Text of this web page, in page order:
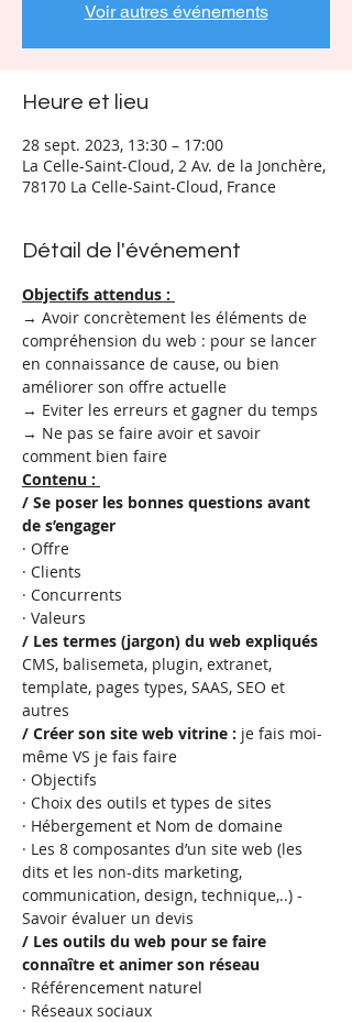
Voir autres événements
Heure et lieu
28 sept. 2023, 13:30 – 17:00
La Celle-Saint-Cloud, 2 Av. de la Jonchère,
78170 La Celle-Saint-Cloud, France
Détail de l'événement
Objectifs attendus :
→ Avoir concrètement les éléments de
compréhension du web : pour se lancer
en connaissance de cause, ou bien
améliorer son offre actuelle
→ Eviter les erreurs et gagner du temps
→ Ne pas se faire avoir et savoir
comment bien faire
Contenu :
/ Se poser les bonnes questions avant
de s’engager
· Offre
· Clients
· Concurrents
· Valeurs
/ Les termes (jargon) du web expliqués
CMS, balisemeta, plugin, extranet,
template, pages types, SAAS, SEO et
autres
/ Créer son site web vitrine : je fais moi-
même VS je fais faire
· Objectifs
· Choix des outils et types de sites
· Hébergement et Nom de domaine
· Les 8 composantes d’un site web (les
dits et les non-dits marketing,
communication, design, technique,..) -
Savoir évaluer un devis
/ Les outils du web pour se faire
connaître et animer son réseau
· Référencement naturel
· Réseaux sociaux